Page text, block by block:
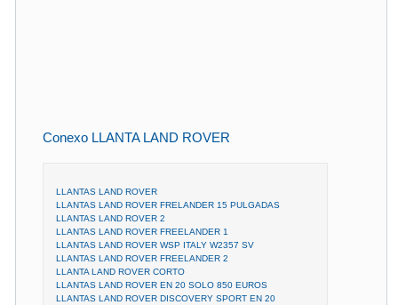
Conexo LLANTA LAND ROVER
LLANTAS LAND ROVER
LLANTAS LAND ROVER FRELANDER 15 PULGADAS
LLANTAS LAND ROVER 2
LLANTAS LAND ROVER FREELANDER 1
LLANTAS LAND ROVER WSP ITALY W2357 SV
LLANTAS LAND ROVER FREELANDER 2
LLANTA LAND ROVER CORTO
LLANTAS LAND ROVER EN 20 SOLO 850 EUROS
LLANTAS LAND ROVER DISCOVERY SPORT EN 20